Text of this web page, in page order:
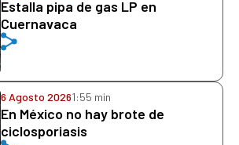
Estalla pipa de gas LP en
Cuernavaca
6 Agosto 20261:55 min
En México no hay brote de
ciclosporiasis